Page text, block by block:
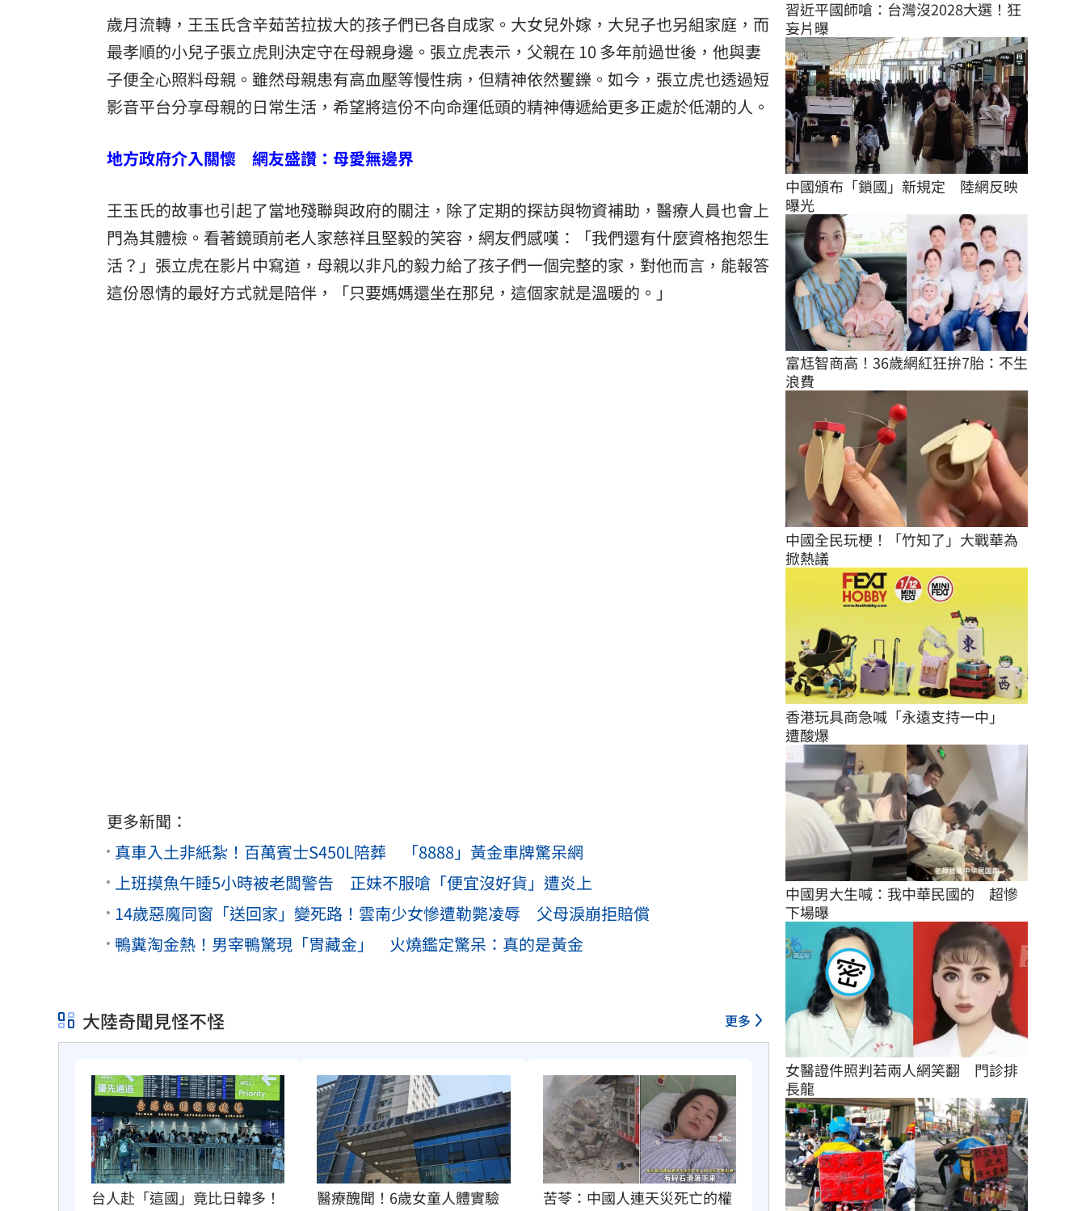
歲月流轉，王玉氏含辛茹苦拉拔大的孩子們已各自成家。大女兒外嫁，大兒子也另組家庭，而
最孝順的小兒子張立虎則決定守在母親身邊。張立虎表示，父親在 10 多年前過世後，他與妻
子便全心照料母親。雖然母親患有高血壓等慢性病，但精神依然矍鑠。如今，張立虎也透過短
影音平台分享母親的日常生活，希望將這份不向命運低頭的精神傳遞給更多正處於低潮的人。
地方政府介入關懷 網友盛讚：母愛無邊界
王玉氏的故事也引起了當地殘聯與政府的關注，除了定期的探訪與物資補助，醫療人員也會上
門為其體檢。看著鏡頭前老人家慈祥且堅毅的笑容，網友們感嘆：「我們還有什麼資格抱怨生
活？」張立虎在影片中寫道，母親以非凡的毅力給了孩子們一個完整的家，對他而言，能報答
這份恩情的最好方式就是陪伴，「只要媽媽還坐在那兒，這個家就是溫暖的。」
更多新聞：
真車入土非紙紮！百萬賓士S450L陪葬 「8888」黃金車牌驚呆網
上班摸魚午睡5小時被老闆警告 正妹不服嗆「便宜沒好貨」遭炎上
14歲惡魔同窗「送回家」變死路！雲南少女慘遭勒斃凌辱 父母淚崩拒賠償
鴨糞淘金熱！男宰鴨驚現「胃藏金」 火燒鑑定驚呆：真的是黃金
大陸奇聞見怪不怪 更多
台人赴「這國」竟比日韓多！
醫療醜聞！6歲女童人體實驗
苦苓：中國人連天災死亡的權
習近平國師嗆：台灣沒2028大選！狂
妄片曝
中國頒布「鎖國」新規定　陸網反映
曝光
富尪智商高！36歲網紅狂拚7胎：不生
浪費
中國全民玩梗！「竹知了」大戰華為
掀熱議
香港玩具商急喊「永遠支持一中」
遭酸爆
中國男大生喊：我中華民國的　超慘
下場曝
女醫證件照判若兩人網笑翻　門診排
長龍